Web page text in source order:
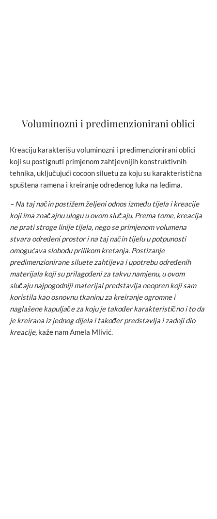
Voluminozni i predimenzionirani oblici
Kreaciju karakterišu voluminozni i predimenzionirani oblici
koji su postignuti primjenom zahtjevnijih konstruktivnih
tehnika, uključujući cocoon siluetu za koju su karakteristična
spuštena ramena i kreiranje određenog luka na leđima.
– Na taj način postižem željeni odnos između tijela i kreacije
koji ima značajnu ulogu u ovom slučaju. Prema tome, kreacija
ne prati stroge linije tijela, nego se primjenom volumena
stvara određeni prostor i na taj način tijelu u potpunosti
omogućava slobodu prilikom kretanja. Postizanje
predimenzionirane siluete zahtijeva i upotrebu određenih
materijala koji su prilagođeni za takvu namjenu, u ovom
slučaju najpogodniji materijal predstavlja neopren koji sam
koristila kao osnovnu tkaninu za kreiranje ogromne i
naglašene kapuljače za koju je također karakteristično i to da
je kreirana iz jednog dijela i također predstavlja i zadnji dio
kreacije, kaže nam Amela Mlivić.